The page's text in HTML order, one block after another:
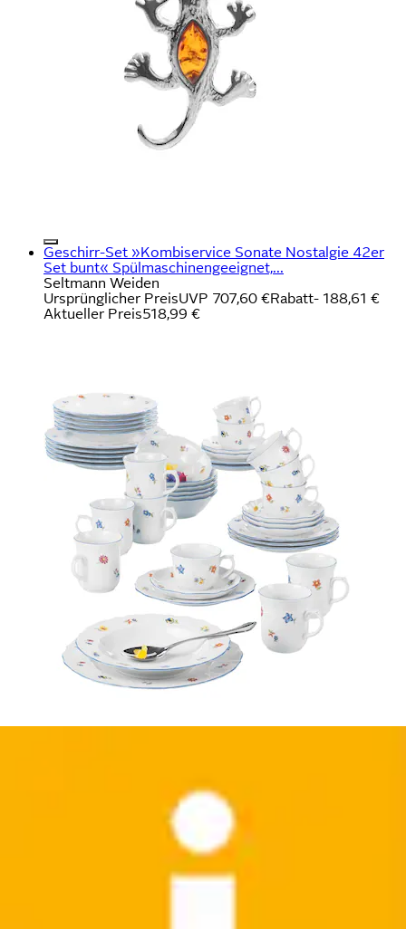
Geschirr-Set »Kombiservice Sonate Nostalgie 42er
Set bunt« Spülmaschinengeeignet,...
Seltmann Weiden
Ursprünglicher PreisUVP 707,60 €Rabatt- 188,61 €
Aktueller Preis518,99 €
Kindergeschirr-Set »Kindergeschirr Set Compact Auf
der Baustelle 5er Set bunt«...
115,99 €